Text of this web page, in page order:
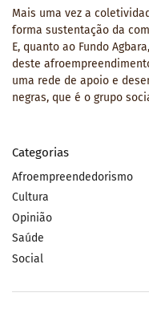
Mais uma vez a
forma sustentação da
E, quanto ao Fundo
deste
uma rede de apoio e
negras, que é o grupo
Categorias
Afroempreendedorismo
Cultura
Opinião
Saúde
Social